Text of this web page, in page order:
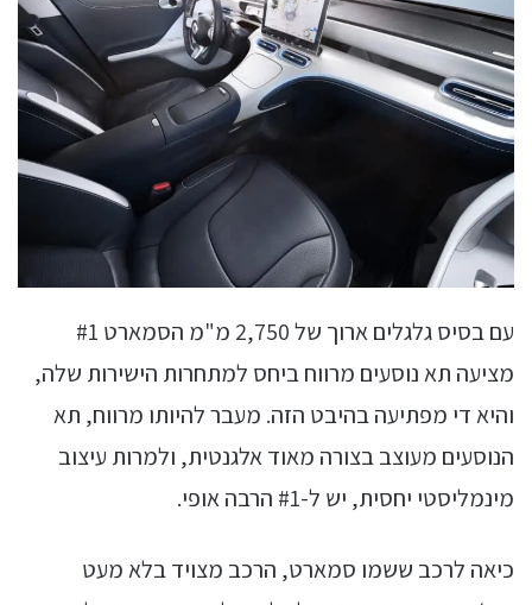
עם בסיס גלגלים ארוך של 2,750 מ"מ הסמארט #1
מציעה תא נוסעים מרווח ביחס למתחרות הישירות שלה,
והיא די מפתיעה בהיבט הזה. מעבר להיותו מרווח, תא
הנוסעים מעוצב בצורה מאוד אלגנטית, ולמרות עיצוב
מינמליסטי יחסית, יש ל-#1 הרבה אופי.
כיאה לרכב ששמו סמארט, הרכב מצויד בלא מעט